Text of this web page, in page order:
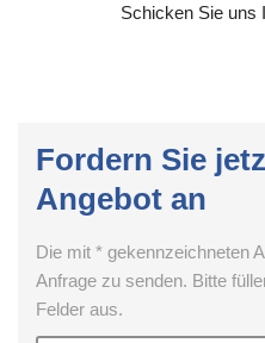
Schicken Sie uns
Fordern Sie
Angebot an
Die mit * gekennzeichneten
Anfrage zu senden. Bitte
Felder aus.